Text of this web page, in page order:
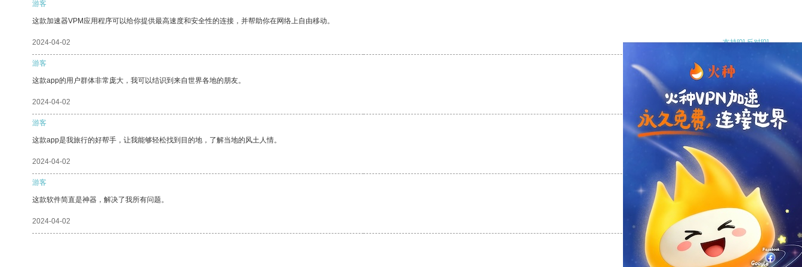
游客
这款加速器VPM应用程序可以给你提供最高速度和安全性的连接，并帮助你在网络上自由移动。
2024-04-02 支持[0] 反对[0]
游客
这款app的用户群体非常庞大，我可以结识到来自世界各地的朋友。
2024-04-02 支持[0] 反对
游客
这款app是我旅行的好帮手，让我能够轻松找到目的地，了解当地的风土人情。
2024-04-02 支持
游客
这款软件简直是神器，解决了我所有问题。
2024-04-02 支持 反对 [0]